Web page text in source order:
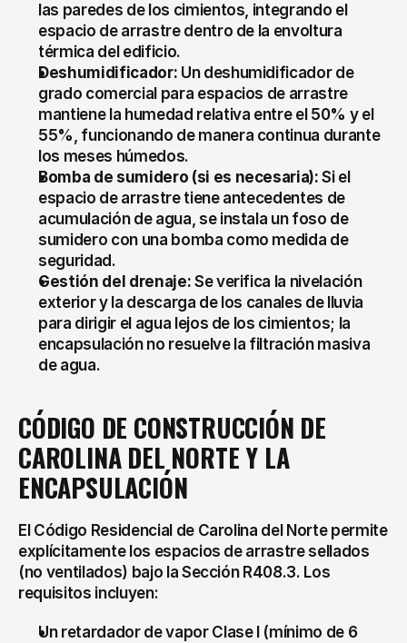
las paredes de los cimientos, integrando el
espacio de arrastre dentro de la envoltura
térmica del edificio.
Deshumidificador: Un deshumidificador de
grado comercial para espacios de arrastre
mantiene la humedad relativa entre el 50% y el
55%, funcionando de manera continua durante
los meses húmedos.
Bomba de sumidero (si es necesaria): Si el
espacio de arrastre tiene antecedentes de
acumulación de agua, se instala un foso de
sumidero con una bomba como medida de
seguridad.
Gestión del drenaje: Se verifica la nivelación
exterior y la descarga de los canales de lluvia
para dirigir el agua lejos de los cimientos; la
encapsulación no resuelve la filtración masiva
de agua.
CÓDIGO DE CONSTRUCCIÓN DE
CAROLINA DEL NORTE Y LA
ENCAPSULACIÓN
El Código Residencial de Carolina del Norte permite
explícitamente los espacios de arrastre sellados
(no ventilados) bajo la Sección R408.3. Los
requisitos incluyen:
Un retardador de vapor Clase I (mínimo de 6